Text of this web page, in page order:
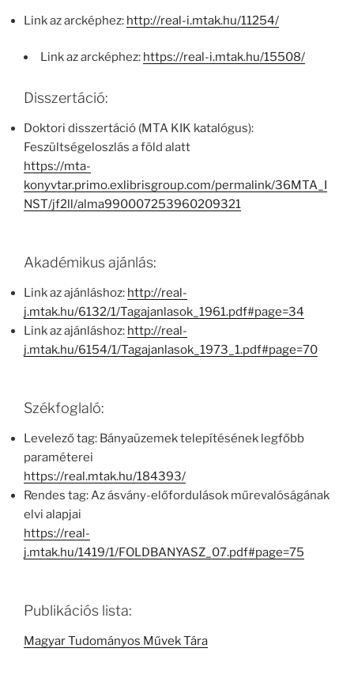
Link az arcképhez: http://real-i.mtak.hu/11254/
Link az arcképhez: https://real-i.mtak.hu/15508/
Disszertáció:
Doktori disszertáció (MTA KIK katalógus):
Feszültségeloszlás a föld alatt
https://mta-
konyvtar.primo.exlibrisgroup.com/permalink/36MTA_I
NST/jf2ll/alma990007253960209321
Akadémikus ajánlás:
Link az ajánláshoz: http://real-
j.mtak.hu/6132/1/Tagajanlasok_1961.pdf#page=34
Link az ajánláshoz: http://real-
j.mtak.hu/6154/1/Tagajanlasok_1973_1.pdf#page=70
Székfoglaló:
Levelező tag: Bányaüzemek telepítésének legfőbb
paraméterei
https://real.mtak.hu/184393/
Rendes tag: Az ásvány-előfordulások műrevalóságának
elvi alapjai
https://real-
j.mtak.hu/1419/1/FOLDBANYASZ_07.pdf#page=75
Publikációs lista:
Magyar Tudományos Művek Tára